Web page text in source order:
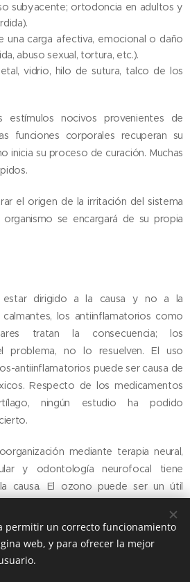
subyacente; ortodoncia en adultos y
una carga afectiva, emocional o daño
abuso sexual, tortura, etc.).
vidrio, hilo de sutura, talco de los
estímulos nocivos provenientes de
funciones corporales recuperan su
inicia su proceso de curación. Muchas
el origen de la irritación del sistema
se encargará de su propia
estar dirigido a la causa y no a la
los antiinflamatorios como
tratan la consecuencia; los
problema, no lo resuelven. El uso
antiinflamatorios puede ser causa de
Respecto de los medicamentos
ningún estudio ha podido
mediante terapia neural,
y odontología neurofocal tiene
causa. El ozono puede ser un útil
permitir un correcto funcionamiento
web, y para ofrecer la mejor